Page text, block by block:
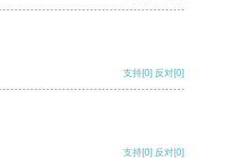
支持[0] 反对[0]
支持[0] 反对[0]